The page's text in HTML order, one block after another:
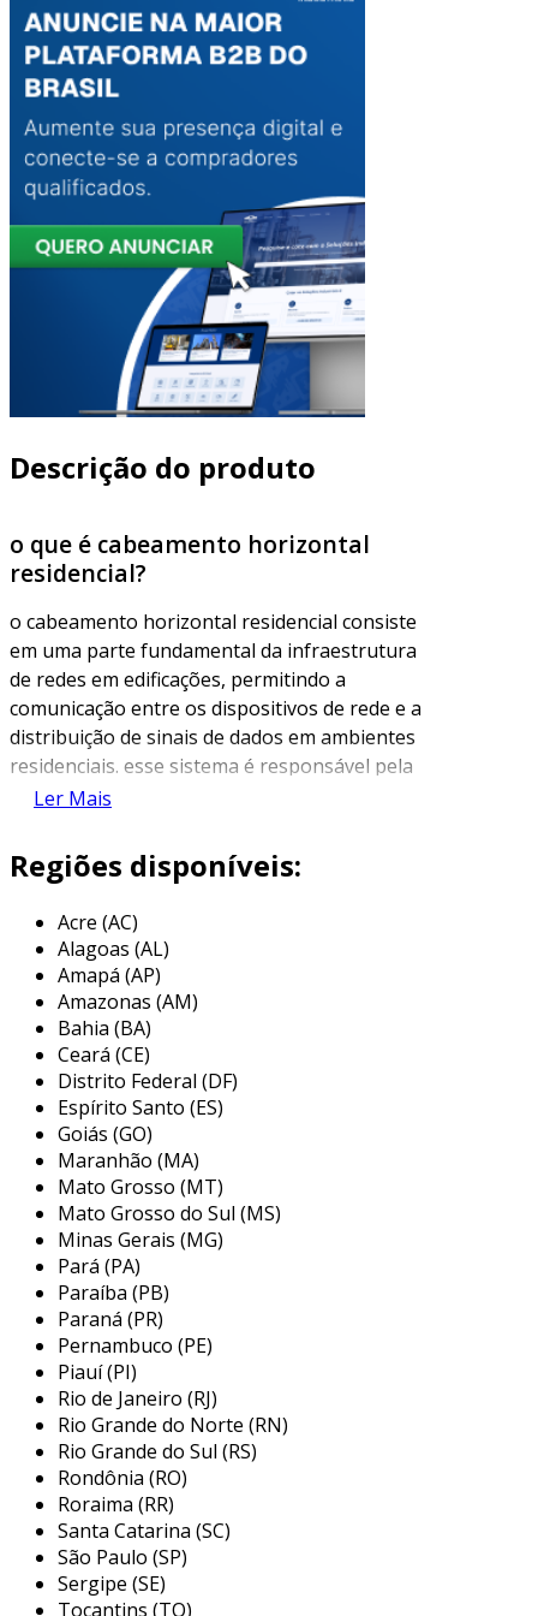
Descrição do produto
o que é cabeamento horizontal
residencial?
o cabeamento horizontal residencial consiste
em uma parte fundamental da infraestrutura
de redes em edificações, permitindo a
comunicação entre os dispositivos de rede e a
distribuição de sinais de dados em ambientes
residenciais. esse sistema é responsável pela
conexão dos terminais de rede, como
dispositivos de iot, ao ponto de acesso central,
que geralmente é instalado no ambiente onde
ficam os equipamentos, como o roteador.
esse tipo de cabeamento é caracterizado por
sua configuração que se estende
horizontalmente em relação ao ponto de
distribuição, passando entre andares ou
cômodos. normalmente, utiliza-se cabos de par
trançado, que têm a capacidade de suportar
altas taxas de transmissão de dados e oferecem
proteção contra interferências
eletromagnéticas, garantindo uma rede mais
estável e eficiente.
principais aplicações do cabeamento
horizontal residencial
as aplicações do cabeamento horizontal
residencial são diversas e abrangem desde a
simples ligação de computadores a um
roteador até a instalação de sistemas mais
complexos de automação residencial. a seguir,
algumas das principais aplicações:
conexão de dispositivos:
diversos dispositivos, como desktops,
laptops, tvs inteligentes e consoles de
Ler Mais
Regiões disponíveis:
Acre (AC)
Alagoas (AL)
Amapá (AP)
Amazonas (AM)
Bahia (BA)
Ceará (CE)
Distrito Federal (DF)
Espírito Santo (ES)
Goiás (GO)
Maranhão (MA)
Mato Grosso (MT)
Mato Grosso do Sul (MS)
Minas Gerais (MG)
Pará (PA)
Paraíba (PB)
Paraná (PR)
Pernambuco (PE)
Piauí (PI)
Rio de Janeiro (RJ)
Rio Grande do Norte (RN)
Rio Grande do Sul (RS)
Rondônia (RO)
Roraima (RR)
Santa Catarina (SC)
São Paulo (SP)
Sergipe (SE)
Tocantins (TO)